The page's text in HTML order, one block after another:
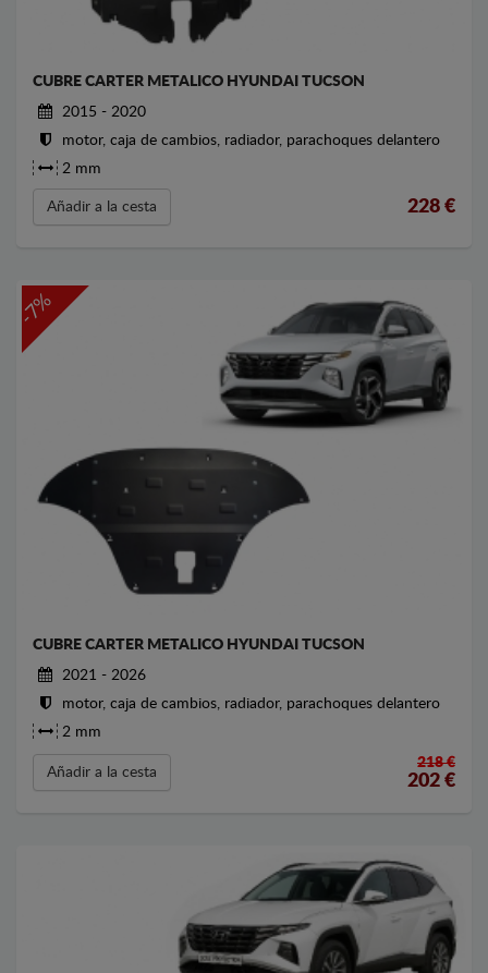
CUBRE CARTER METALICO HYUNDAI TUCSON
2015 - 2020
motor, caja de cambios, radiador, parachoques delantero
2 mm
Añadir a la cesta 228 €
-7%
CUBRE CARTER METALICO HYUNDAI TUCSON
2021 - 2026
motor, caja de cambios, radiador, parachoques delantero
2 mm
Añadir a la cesta
218 €
202 €